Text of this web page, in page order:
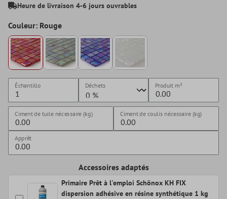
Heure de livraison 4-6 jours ouvrables
Couleur: Rouge
Échantillo Déchets Produit m²
Ciment de tuile nécessaire (kg) Ciment de coulis nécessaire (kg)
Apprêt
Accessoires adaptés
Primaire Prêt à l'emploi Schönox KH FIX
dispersion adhésive en résine synthétique 1 kg